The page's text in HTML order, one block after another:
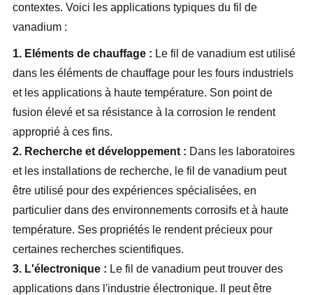
contextes. Voici les applications typiques du fil de
vanadium :
1. Eléments de chauffage : Le fil de vanadium est utilisé
dans les éléments de chauffage pour les fours industriels
et les applications à haute température. Son point de
fusion élevé et sa résistance à la corrosion le rendent
approprié à ces fins.
2. Recherche et développement : Dans les laboratoires
et les installations de recherche, le fil de vanadium peut
être utilisé pour des expériences spécialisées, en
particulier dans des environnements corrosifs et à haute
température. Ses propriétés le rendent précieux pour
certaines recherches scientifiques.
3. L'électronique : Le fil de vanadium peut trouver des
applications dans l'industrie électronique. Il peut être